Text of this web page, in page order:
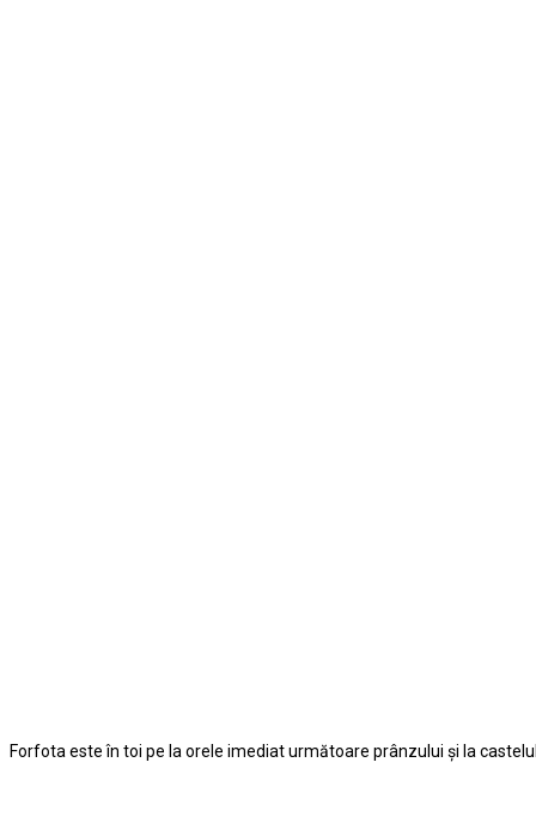
Forfota este în toi pe la orele imediat următoare prânzului şi la